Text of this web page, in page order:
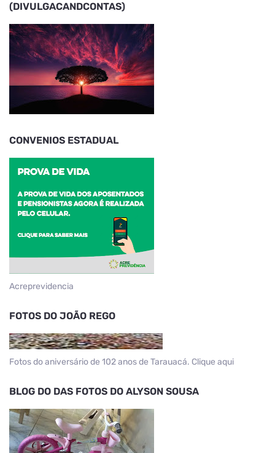
(DIVULGACANDCONTAS)
CONVENIOS ESTADUAL
Acreprevidencia
FOTOS DO JOÃO REGO
Fotos do aniversário de 102 anos de Tarauacá. Clique aqui
BLOG DO DAS FOTOS DO ALYSON SOUSA